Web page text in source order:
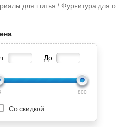
для шитья / Фурнитура для
До
800
Со скидкой